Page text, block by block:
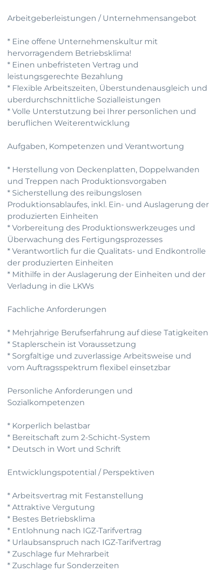
Arbeitgeberleistungen / Unternehmensangebot
* Eine offene Unternehmenskultur mit
hervorragendem Betriebsklima!
* Einen unbefristeten Vertrag und
leistungsgerechte Bezahlung
* Flexible Arbeitszeiten, Überstundenausgleich und
uberdurchschnittliche Sozialleistungen
* Volle Unterstutzung bei Ihrer personlichen und
beruflichen Weiterentwicklung
Aufgaben, Kompetenzen und Verantwortung
* Herstellung von Deckenplatten, Doppelwanden
und Treppen nach Produktionsvorgaben
* Sicherstellung des reibungslosen
Produktionsablaufes, inkl. Ein- und Auslagerung der
produzierten Einheiten
* Vorbereitung des Produktionswerkzeuges und
Überwachung des Fertigungsprozesses
* Verantwortlich fur die Qualitats- und Endkontrolle
der produzierten Einheiten
* Mithilfe in der Auslagerung der Einheiten und der
Verladung in die LKWs
Fachliche Anforderungen
* Mehrjahrige Berufserfahrung auf diese Tatigkeiten
* Staplerschein ist Voraussetzung
* Sorgfaltige und zuverlassige Arbeitsweise und
vom Auftragsspektrum flexibel einsetzbar
Personliche Anforderungen und
Sozialkompetenzen
* Korperlich belastbar
* Bereitschaft zum 2-Schicht-System
* Deutsch in Wort und Schrift
Entwicklungspotential / Perspektiven
* Arbeitsvertrag mit Festanstellung
* Attraktive Vergutung
* Bestes Betriebsklima
* Entlohnung nach IGZ-Tarifvertrag
* Urlaubsanspruch nach IGZ-Tarifvertrag
* Zuschlage fur Mehrarbeit
* Zuschlage fur Sonderzeiten